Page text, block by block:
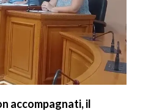
accompagnati, il